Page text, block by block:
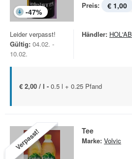
-47%
Preis: € 1,00
Leider verpasst!
Gültig: 04.02. -
10.02.
Händler: HOL'AB
€ 2,00 / l - 0.5 l + 0.25 Pfand
Verpasst! Tee
Marke: Volvic